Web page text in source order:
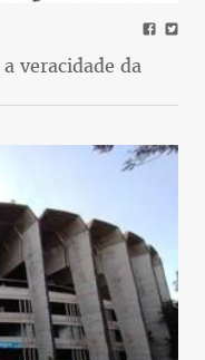
veracidade da